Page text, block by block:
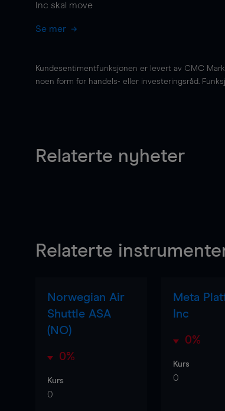
Inc skal move
Se mer
Kundesentimentfunksjonen er levert av CMC
noen form for handels- eller investeringsråd.
Relaterte nyheter
Relaterte
Norwegian Air
Shuttle ASA
(NO)
0%
Kurs
0
Meta
Inc
0%
Kurs
0